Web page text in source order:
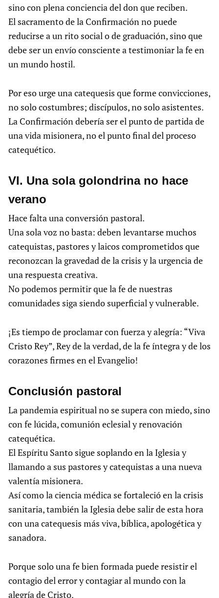
sino con plena conciencia del don que reciben.
El sacramento de la Confirmación no puede
reducirse a un rito social o de graduación, sino que
debe ser un envío consciente a testimoniar la fe en
un mundo hostil.
Por eso urge una catequesis que forme convicciones,
no solo costumbres; discípulos, no solo asistentes.
La Confirmación debería ser el punto de partida de
una vida misionera, no el punto final del proceso
catequético.
VI. Una sola golondrina no hace
verano
Hace falta una conversión pastoral.
Una sola voz no basta: deben levantarse muchos
catequistas, pastores y laicos comprometidos que
reconozcan la gravedad de la crisis y la urgencia de
una respuesta creativa.
No podemos permitir que la fe de nuestras
comunidades siga siendo superficial y vulnerable.
¡Es tiempo de proclamar con fuerza y alegría: “Viva
Cristo Rey”, Rey de la verdad, de la fe íntegra y de los
corazones firmes en el Evangelio!
Conclusión pastoral
La pandemia espiritual no se supera con miedo, sino
con fe lúcida, comunión eclesial y renovación
catequética.
El Espíritu Santo sigue soplando en la Iglesia y
llamando a sus pastores y catequistas a una nueva
valentía misionera.
Así como la ciencia médica se fortaleció en la crisis
sanitaria, también la Iglesia debe salir de esta hora
con una catequesis más viva, bíblica, apologética y
sanadora.
Porque solo una fe bien formada puede resistir el
contagio del error y contagiar al mundo con la
alegría de Cristo.